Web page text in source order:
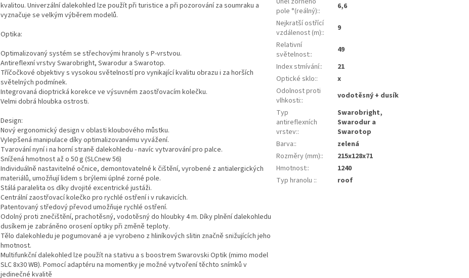
kvalitou. Univerzální dalekohled lze použít při turistice a při pozorování za soumraku a
vyznačuje se velkým výběrem modelů.
Optika:
Optimalizovaný systém se střechovými hranoly s P-vrstvou.
Antireflexní vrstvy Swarobright, Swarodur a Swarotop.
Tříčočkové objektivy s vysokou světelností pro vynikající kvalitu obrazu i za horších
světelných podmínek.
Integrovaná dioptrická korekce ve výsuvném zaostřovacím kolečku.
Velmi dobrá hloubka ostrosti.
Design:
Nový ergonomický design v oblasti kloubového můstku.
Vylepšená manipulace díky optimalizovanému vyvážení.
Tvarování nyní i na horní straně dalekohledu - navíc vytvarování pro palce.
Snížená hmotnost až o 50 g (SLCnew 56)
Individuálně nastavitelné očnice, demontovatelné k čištění, vyrobené z antialergických
materiálů, umožňují lidem s brýlemi úplné zorné pole.
Stálá paralelita os díky dvojité excentrické justáži.
Centrální zaostřovací kolečko pro rychlé ostření i v rukavicích.
Patentovaný středový převod umožňuje rychlé ostření.
Odolný proti znečištění, prachotěsný, vodotěsný do hloubky 4 m. Díky plnění dalekohledu
dusíkem je zabráněno orosení optiky při změně teploty.
Tělo dalekohledu je pogumované a je vyrobeno z hliníkových slitin značně snižujících jeho
hmotnost.
Multifunkční dalekohled lze použít na stativu a s boostrem Swarovski Optik (mimo model
SLC 8x30 WB). Pomocí adaptéru na momentky je možné vytvoření těchto snímků v
jedinečné kvalitě
pole °(reálný)::
6,6
Nejkratší ostřící
vzdálenost (m)::
9
Relativní
světelnost::
49
Index stmívání::
21
Optické sklo::
x
Odolnost proti
vlhkosti::
vodotěsný + dusík
Typ
antireflexních
vrstev::
Swarobright,
Swarodur a
Swarotop
Barva::
zelená
Rozměry (mm)::
215x128x71
Hmotnost::
1240
Typ hranolu :: roof